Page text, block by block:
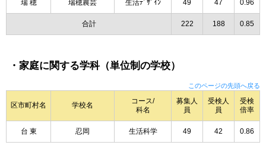
瑞 穂 瑞穂農芸 生活ﾃﾞｻﾞｲﾝ 49 47 0.96
合計 222 188 0.85
・家庭に関する学科（単位制の学校）
このページの先頭へ戻る
区市町村名 学校名
コース/
科名
募集人
員
受検人
員
受検
倍率
台 東 忍岡 生活科学 49 42 0.86